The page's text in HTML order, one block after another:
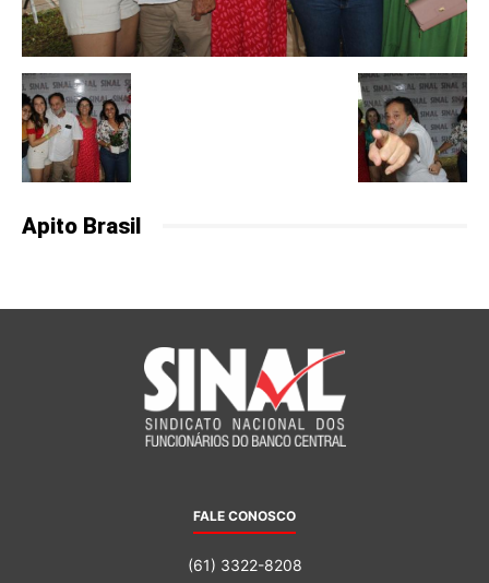
Apito Brasil
FALE CONOSCO
(61) 3322-8208